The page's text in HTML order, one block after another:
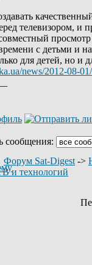
телевизором,
просмотр
с детьми и
для детей, но и
news/2012-08-
сообщения:
Форум Sat-Digest ->
и технологий